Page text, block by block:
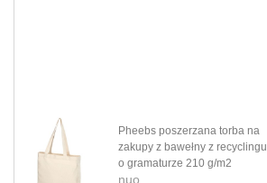
Pheebs poszerzana torba na
zakupy z bawełny z recyclingu
o gramaturze 210 g/m2
nuo